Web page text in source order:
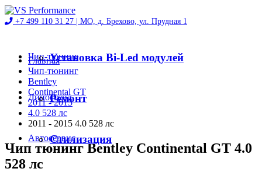
+7 499 110 31 27 | МО, д. Брехово, ул. Прудная 1
Чип-тюнинг
Диностенд
Автосервис
Установка Bi-Led модулей
Ремонт
Стилизация
Главная
Чип-тюнинг
Bentley
Continental GT
2011 - 2015
4.0 528 лс
2011 - 2015 4.0 528 лс
Чип тюнинг Bentley Continental GT 4.0
528 лс